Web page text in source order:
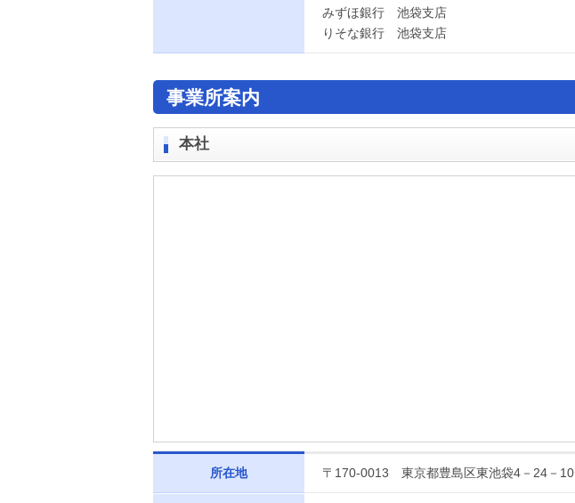
みずほ銀行 池袋支店
りそな銀行 池袋支店
事業所案内
本社
所在地 〒170-0013 東京都豊島区東池袋4－24－10